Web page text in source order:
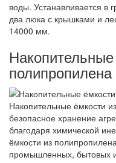
воды. Устанавливается в
два люка с крышками и
14000 мм.
полипропилена
Накопительные ёмкости
безопасное хранение
благодаря химической
ёмкости из
промышленных, бытовых